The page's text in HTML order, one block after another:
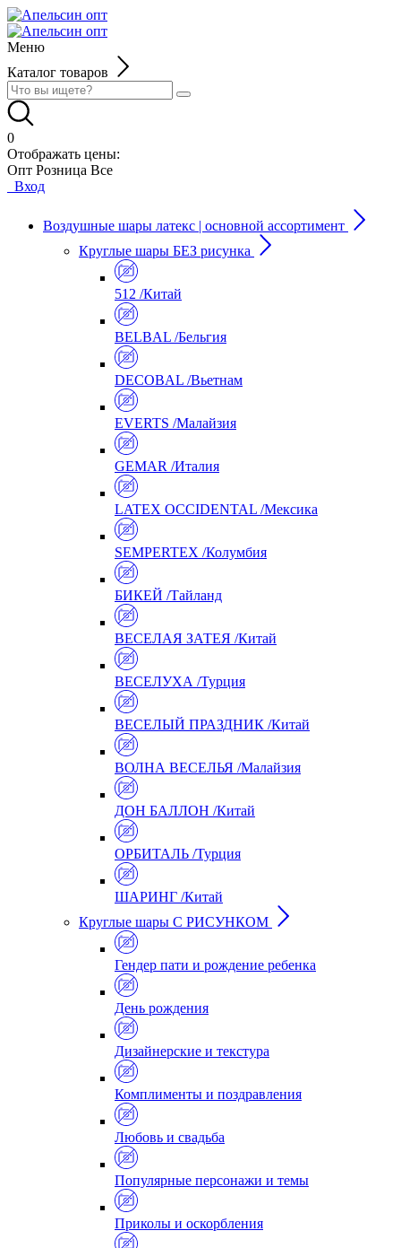
Меню
Каталог товаров
0
Отображать цены:
Опт Розница Все
Вход
Воздушные шары латекс | основной ассортимент
Круглые шары БЕЗ рисунка
512 /Китай
BELBAL /Бельгия
DECOBAL /Вьетнам
EVERTS /Малайзия
GEMAR /Италия
LATEX OCCIDENTAL /Мексика
SEMPERTEX /Колумбия
БИКЕЙ /Тайланд
ВЕСЕЛАЯ ЗАТЕЯ /Китай
ВЕСЕЛУХА /Турция
ВЕСЕЛЫЙ ПРАЗДНИК /Китай
ВОЛНА ВЕСЕЛЬЯ /Малайзия
ДОН БАЛЛОН /Китай
ОРБИТАЛЬ /Турция
ШАРИНГ /Китай
Круглые шары С РИСУНКОМ
Гендер пати и рождение ребенка
День рождения
Дизайнерские и текстура
Комплименты и поздравления
Любовь и свадьба
Популярные персонажи и темы
Приколы и оскорбления